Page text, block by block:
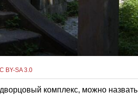
BY-SA 3.0
комплекс, можно назвать